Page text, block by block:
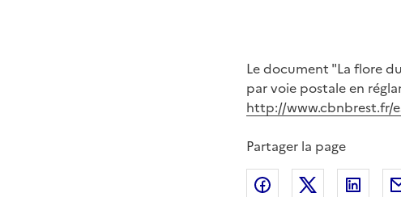
Le document "La flore
par voie postale en
http://www.cbnbrest.fr/
Partager la page
Partager surPartager sur